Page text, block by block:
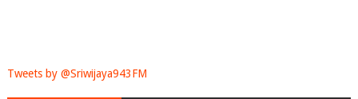
Tweets by @Sriwijaya943FM